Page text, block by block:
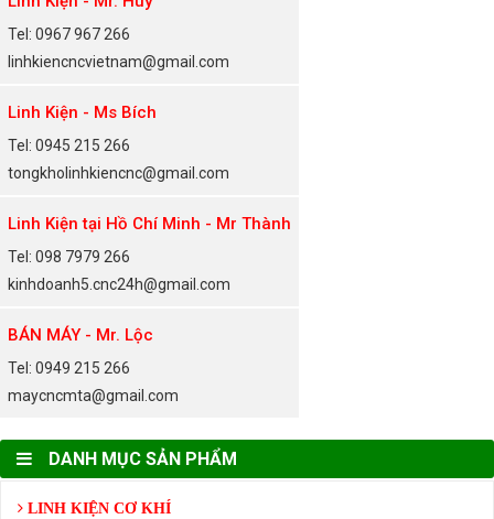
Tel: 0967 967 266
linhkiencncvietnam@gmail.com
Linh Kiện - Ms Bích
Tel: 0945 215 266
tongkholinhkiencnc@gmail.com
Linh Kiện tại Hồ Chí Minh - Mr Thành
Tel: 098 7979 266
kinhdoanh5.cnc24h@gmail.com
BÁN MÁY - Mr. Lộc
Tel: 0949 215 266
maycncmta@gmail.com
DANH MỤC SẢN PHẨM
LINH KIỆN CƠ KHÍ